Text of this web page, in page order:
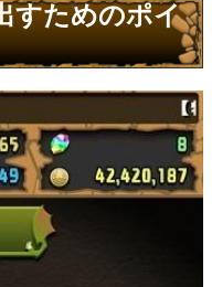
すためのポイ